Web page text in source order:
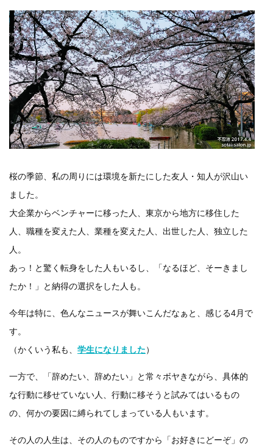
桜の季節、私の周りには環境を新たにした友人・知人が沢山い
ました。
大企業からベンチャーに移った人、東京から地方に移住した
人、職種を変えた人、業種を変えた人、出世した人、独立した
人。
あっ！と驚く転身をした人もいるし、「なるほど、そーきまし
たか！」と納得の選択をした人も。
今年は特に、色んなニュースが舞いこんだなぁと、感じる4月で
す。
（かくいう私も、 学生になりました）
一方で、「辞めたい、辞めたい」と常々ボヤきながら、具体的
な行動に移せていない人、行動に移そうと試みてはいるもの
の、何かの要因に縛られてしまっている人もいます。
その人の人生は、その人のものですから「お好きにどーぞ」の